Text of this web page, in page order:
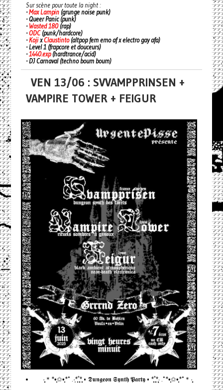
Sur scène pour toute la night :
-Max Lampin (grunge noise punk)
- Queer Panic (punk)
-Wasted 180(rap)
-ODC(punk/hardcore)
-KojixClaustinto(altpop fem emo af x electro gay afa)
- Level 1 (frapcore et douceurs)
-1440.exp(hardtrance/acid)
- DJ Carnaval (techno boum boum)
VEN 13/06 : SVVAMPPRINSEN +
VAMPIRE TOWER + FEIGUR
·̩̩̥͙＊*•̩̩͙✩•̩̩͙*˚ .·͙*̩̩͙˚̩̥̩̥*̩̩̥͙ • 𝕯𝖚𝖓𝖌𝖊𝖔𝖓 𝕾𝖞𝖓𝖙𝖍 𝕻𝖆𝖗𝖙𝖞 • *̩̩̥͙˚̩̥̩̥*̩̩͙‧͙ .˚*•̩̩͙✩•̩̩͙*˚＊·̩̩̥͙